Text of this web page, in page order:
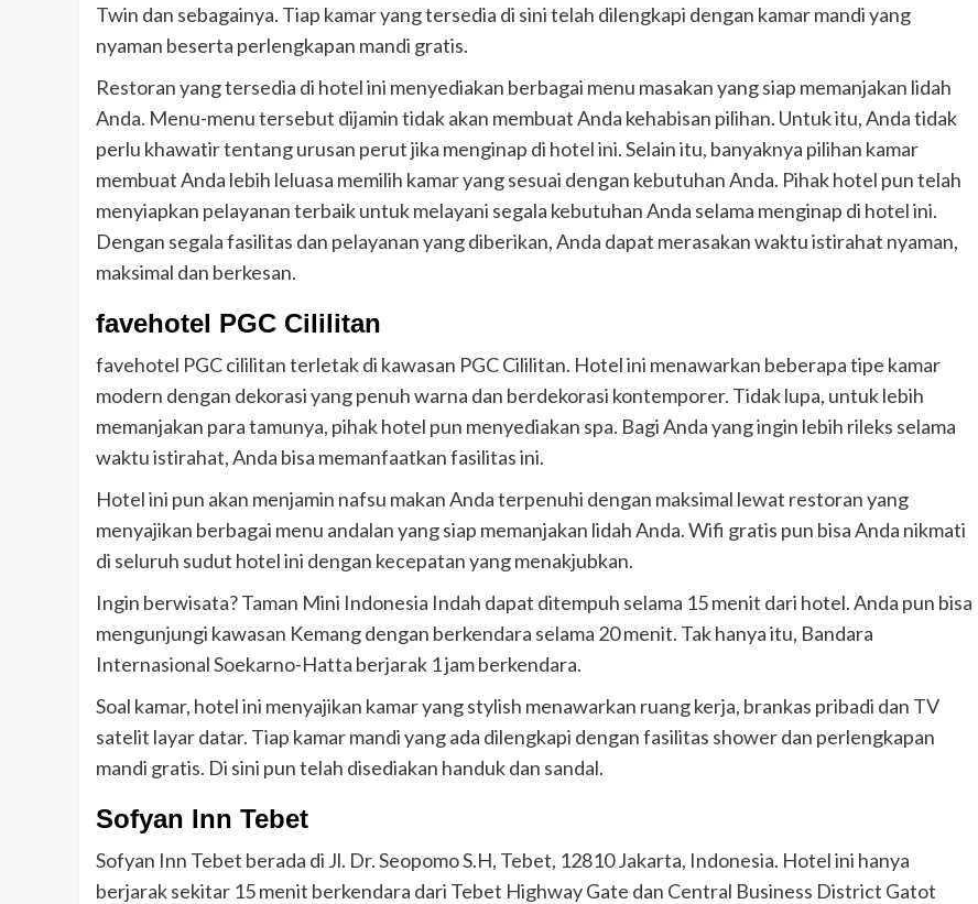
Twin dan sebagainya. Tiap kamar yang tersedia di sini telah dilengkapi dengan kamar mandi yang
nyaman beserta perlengkapan mandi gratis.
Restoran yang tersedia di hotel ini menyediakan berbagai menu masakan yang siap memanjakan lidah
Anda. Menu-menu tersebut dijamin tidak akan membuat Anda kehabisan pilihan. Untuk itu, Anda tidak
perlu khawatir tentang urusan perut jika menginap di hotel ini. Selain itu, banyaknya pilihan kamar
membuat Anda lebih leluasa memilih kamar yang sesuai dengan kebutuhan Anda. Pihak hotel pun telah
menyiapkan pelayanan terbaik untuk melayani segala kebutuhan Anda selama menginap di hotel ini.
Dengan segala fasilitas dan pelayanan yang diberikan, Anda dapat merasakan waktu istirahat nyaman,
maksimal dan berkesan.
favehotel PGC Cililitan
favehotel PGC cililitan terletak di kawasan PGC Cililitan. Hotel ini menawarkan beberapa tipe kamar
modern dengan dekorasi yang penuh warna dan berdekorasi kontemporer. Tidak lupa, untuk lebih
memanjakan para tamunya, pihak hotel pun menyediakan spa. Bagi Anda yang ingin lebih rileks selama
waktu istirahat, Anda bisa memanfaatkan fasilitas ini.
Hotel ini pun akan menjamin nafsu makan Anda terpenuhi dengan maksimal lewat restoran yang
menyajikan berbagai menu andalan yang siap memanjakan lidah Anda. Wifi gratis pun bisa Anda nikmati
di seluruh sudut hotel ini dengan kecepatan yang menakjubkan.
Ingin berwisata? Taman Mini Indonesia Indah dapat ditempuh selama 15 menit dari hotel. Anda pun bisa
mengunjungi kawasan Kemang dengan berkendara selama 20 menit. Tak hanya itu, Bandara
Internasional Soekarno-Hatta berjarak 1 jam berkendara.
Soal kamar, hotel ini menyajikan kamar yang stylish menawarkan ruang kerja, brankas pribadi dan TV
satelit layar datar. Tiap kamar mandi yang ada dilengkapi dengan fasilitas shower dan perlengkapan
mandi gratis. Di sini pun telah disediakan handuk dan sandal.
Sofyan Inn Tebet
Sofyan Inn Tebet berada di Jl. Dr. Seopomo S.H, Tebet, 12810 Jakarta, Indonesia. Hotel ini hanya
berjarak sekitar 15 menit berkendara dari Tebet Highway Gate dan Central Business District Gatot